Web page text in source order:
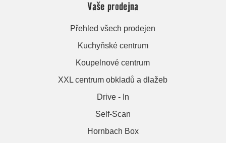
Vaše prodejna
Přehled všech prodejen
Kuchyňské centrum
Koupelnové centrum
XXL centrum obkladů a dlažeb
Drive - In
Self-Scan
Hornbach Box